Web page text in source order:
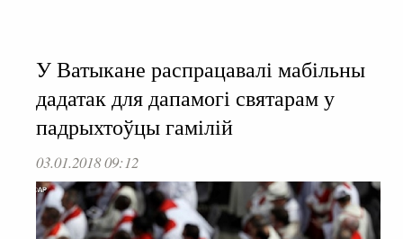
У Ватыкане распрацавалі мабільны
дадатак для дапамогі святарам у
падрыхтоўцы гамілій
03.01.2018 09:12